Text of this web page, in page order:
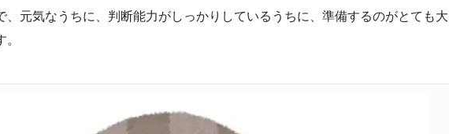
、元気なうちに、判断能力がしっかりしているうちに、準備するのがとても大